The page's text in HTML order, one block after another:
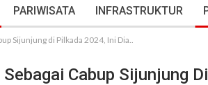
PARIWISATA INFRASTRUKTUR
Sijunjung di Pilkada 2024, Ini Dia..
Cabup Sijunjung